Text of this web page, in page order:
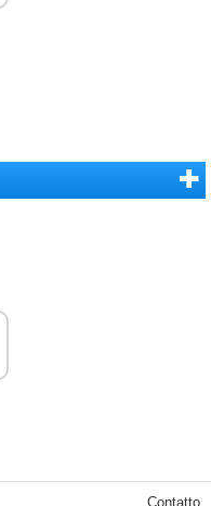
Contatto